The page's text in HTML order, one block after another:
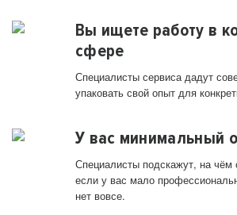
Вы ищете работу в
сфере
Специалисты сервиса дадут
упаковать свой опыт для
У вас минимальный
Специалисты подскажут, на чём
если у вас мало
нет вовсе.